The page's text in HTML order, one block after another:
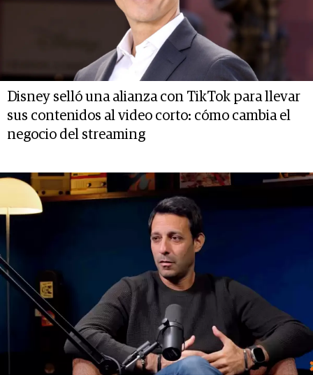
Disney selló una alianza con TikTok para llevar
sus contenidos al video corto: cómo cambia el
negocio del streaming